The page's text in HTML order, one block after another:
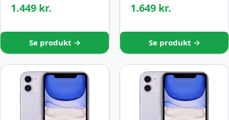
1.449 kr.
Se produkt →
1.649 kr.
Se produkt →